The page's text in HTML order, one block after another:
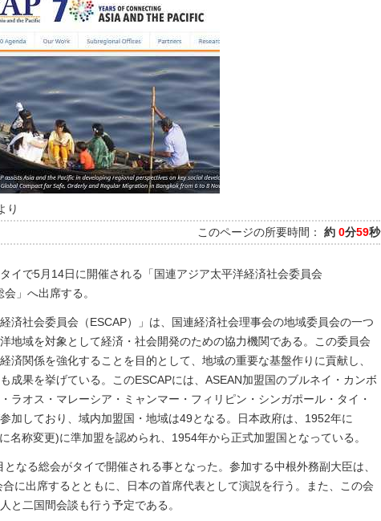
り
このページの所要時間： 約 0分59秒
イで5月14日に開催される「国連アジア太平洋経済社会委員会
会」へ出席する。
経済社会委員会（ESCAP）」は、国連経済社会理事会の地域委員会の一つ
地域を対象として経済・社会開発のための協力機関である。この委員会
済関係を強化することを目的として、地域の重要な基盤作りに貢献し、
成果を挙げている。このESCAPには、ASEAN加盟国のブルネイ・カンボ
ラオス・マレーシア・ミャンマー・フィリピン・シンガポール・タイ・
加しており、域内加盟国・地域は49となる。日本政府は、1952年に
名称変更)に準加盟を認められ、1954年から正式加盟国となっている。
となる総会がタイで開催される事となった。参加する中根外務副大臣は、
合に出席するとともに、日本の首席代表として演説を行う。また、この会
と二国間会談も行う予定である。